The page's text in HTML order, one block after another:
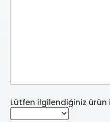
Lütfen ilgilendiğiniz ürün